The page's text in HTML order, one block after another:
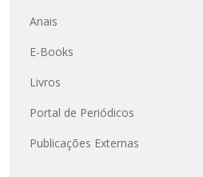
Anais
E-Books
Livros
Portal de Periódicos
Publicações Externas